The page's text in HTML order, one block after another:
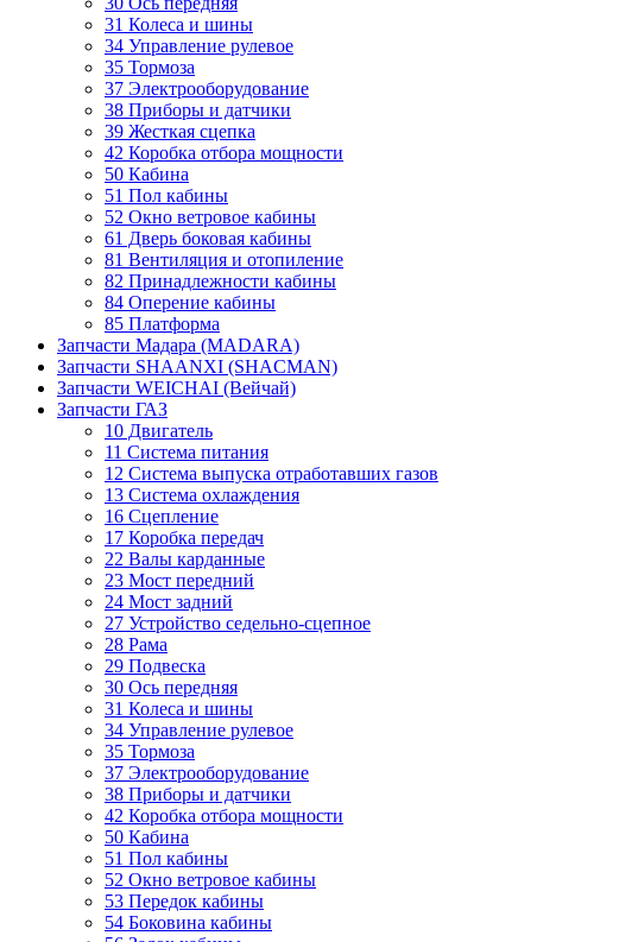
31 Колеса и шины
34 Управление рулевое
35 Тормоза
37 Электрооборудование
38 Приборы и датчики
39 Жесткая сцепка
42 Коробка отбора мощности
50 Кабина
51 Пол кабины
52 Окно ветровое кабины
61 Дверь боковая кабины
81 Вентиляция и отопиление
82 Принадлежности кабины
84 Оперение кабины
85 Платформа
Запчасти Мадара (MADARA)
Запчасти SHAANXI (SHACMAN)
Запчасти WEICHAI (Вейчай)
Запчасти ГАЗ
10 Двигатель
11 Система питания
12 Система выпуска отработавших газов
13 Система охлаждения
16 Сцепление
17 Коробка передач
22 Валы карданные
23 Мост передний
24 Мост задний
27 Устройство седельно-сцепное
28 Рама
29 Подвеска
30 Ось передняя
31 Колеса и шины
34 Управление рулевое
35 Тормоза
37 Электрооборудование
38 Приборы и датчики
42 Коробка отбора мощности
50 Кабина
51 Пол кабины
52 Окно ветровое кабины
53 Передок кабины
54 Боковина кабины